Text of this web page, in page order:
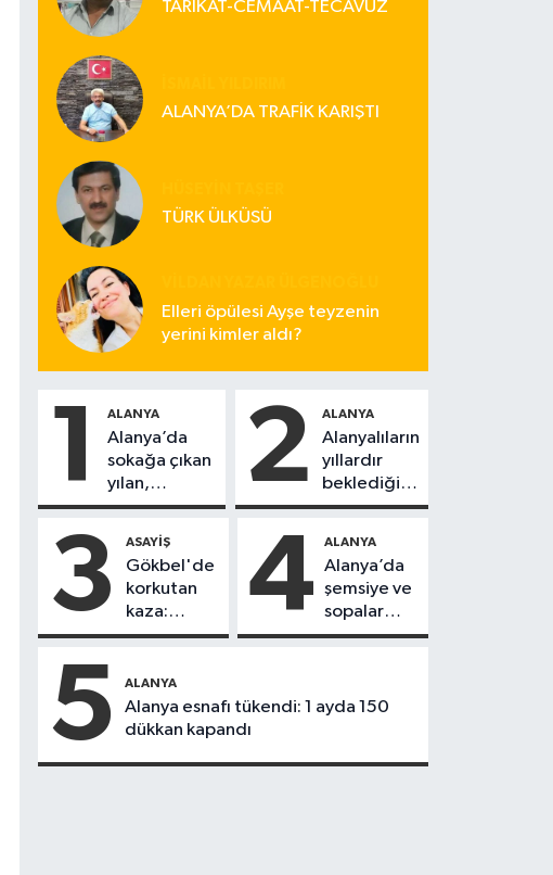
TARİKAT-CEMAAT-TECAVÜZ
ALANYA’DA TRAFİK KARIŞTI
TÜRK ÜLKÜSÜ
Elleri öpülesi Ayşe teyzenin
yerini kimler aldı?
1 ALANYA
Alanya’da
sokağa çıkan
yılan,
vatandaşı
2 ALANYA
Alanyalıların
yıllardır
beklediği
yol askıdan
3 ASAYIŞ
Gökbel'de
korkutan
kaza:
Başkanın
motosiklet
çarptı
4 ALANYA
Alanya’da
şemsiye ve
sopalar
havada
5 ALANYA
Alanya esnafı tükendi: 1 ayda 150
dükkan kapandı